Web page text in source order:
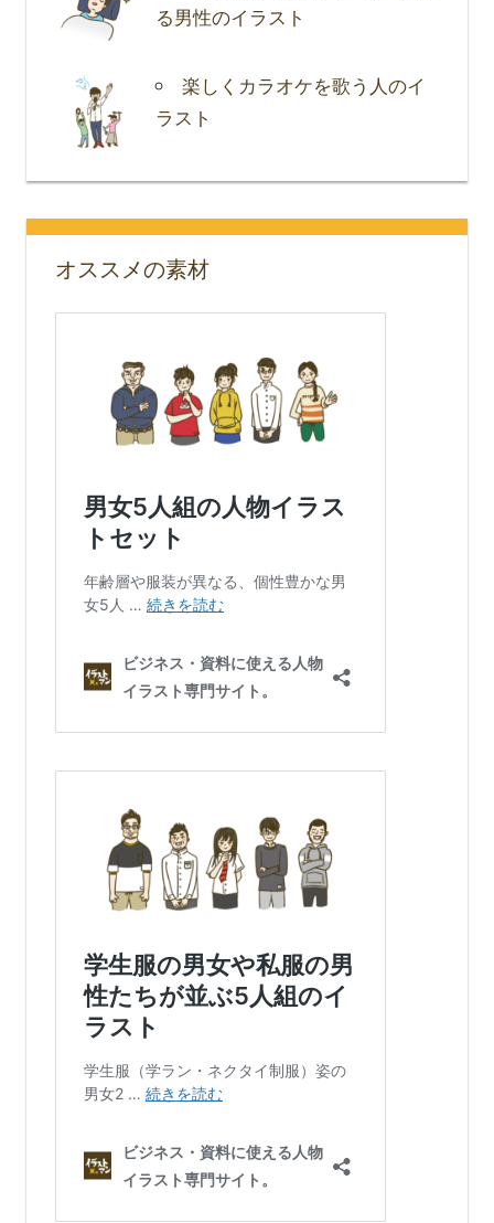
る男性のイラスト
楽しくカラオケを歌う人のイ
ラスト
オススメの素材